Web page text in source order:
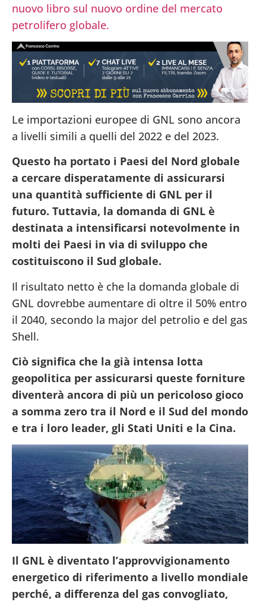
nuovo libro sul nuovo ordine del mercato
petrolifero globale.
Le importazioni europee di GNL sono ancora
a livelli simili a quelli del 2022 e del 2023.
Questo ha portato i Paesi del Nord globale
a cercare disperatamente di assicurarsi
una quantità sufficiente di GNL per il
futuro. Tuttavia, la domanda di GNL è
destinata a intensificarsi notevolmente in
molti dei Paesi in via di sviluppo che
costituiscono il Sud globale.
Il risultato netto è che la domanda globale di
GNL dovrebbe aumentare di oltre il 50% entro
il 2040, secondo la major del petrolio e del gas
Shell.
Ciò significa che la già intensa lotta
geopolitica per assicurarsi queste forniture
diventerà ancora di più un pericoloso gioco
a somma zero tra il Nord e il Sud del mondo
e tra i loro leader, gli Stati Uniti e la Cina.
Il GNL è diventato l’approvvigionamento
energetico di riferimento a livello mondiale
perché, a differenza del gas convogliato,